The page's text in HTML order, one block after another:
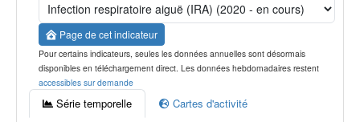
Page de cet indicateur
Pour certains indicateurs, seules les données annuelles sont désormais
disponibles en téléchargement direct. Les données hebdomadaires restent
accessibles sur demande
Série temporelle
Cartes d'activité